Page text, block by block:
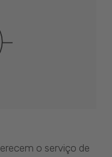
o serviço de